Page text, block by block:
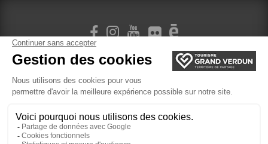
SIGN UP FOR OUR NEWSLETTER